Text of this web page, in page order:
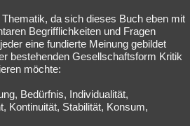
da sich dieses Buch eben mit
Begrifflichkeiten und Fragen
eine fundierte Meinung gebildet
bestehenden Gesellschaftsform Kritik
möchte:
Bedürfnis, Individualität,
Kontinuität, Stabilität, Konsum,